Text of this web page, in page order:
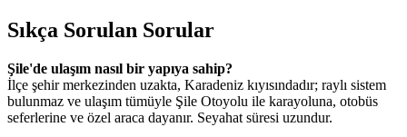
Sıkça Sorulan Sorular
Şile'de ulaşım nasıl bir yapıya sahip?
İlçe şehir merkezinden uzakta, Karadeniz kıyısındadır; raylı sistem
bulunmaz ve ulaşım tümüyle Şile Otoyolu ile karayoluna, otobüs
seferlerine ve özel araca dayanır. Seyahat süresi uzundur.